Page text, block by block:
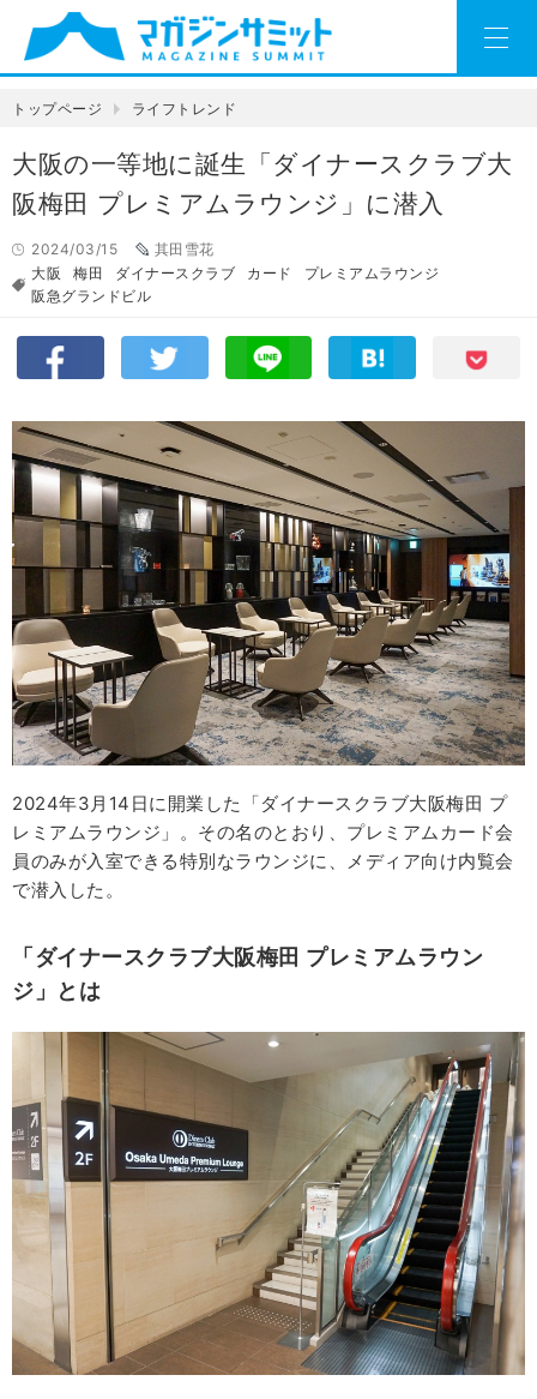
トップページ ライフトレンド
大阪の一等地に誕生「ダイナースクラブ大
阪梅田 プレミアムラウンジ」に潜入
2024/03/15
其田雪花
大阪
梅田 ダイナースクラブ カード
プレミアムラウンジ
阪急グランドビル
2024年3月14日に開業した「ダイナースクラブ大阪梅田 プ
レミアムラウンジ」。その名のとおり、プレミアムカード会
員のみが入室できる特別なラウンジに、メディア向け内覧会
で潜入した。
「ダイナースクラブ大阪梅田 プレミアムラウン
ジ」とは